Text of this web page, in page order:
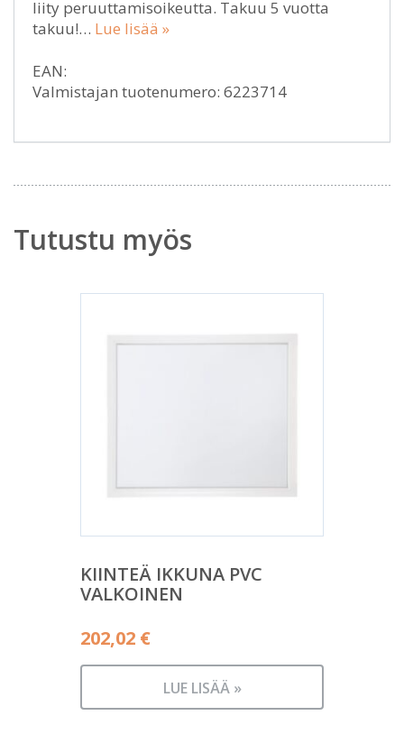
liity peruuttamisoikeutta. Takuu 5 vuotta
takuu!… Lue lisää »
EAN:
Valmistajan tuotenumero: 6223714
Tutustu myös
KIINTEÄ IKKUNA PVC
VALKOINEN
202,02 €
LUE LISÄÄ »